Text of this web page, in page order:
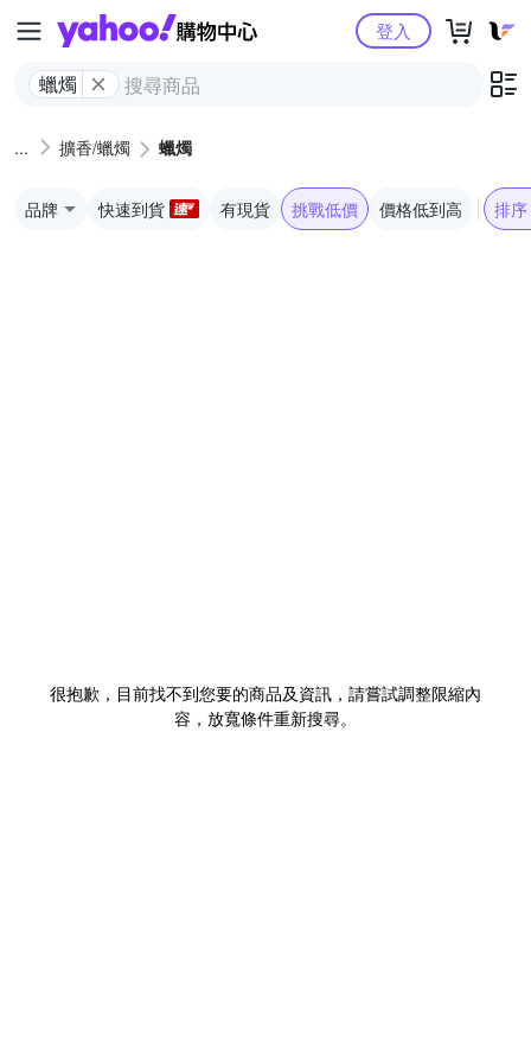
Yahoo購物中心
蠟燭
登入
擴香/蠟燭 蠟燭
品牌 快速到貨 有現貨 挑戰低價 價格低到高 排序
很抱歉，目前找不到您要的商品及資訊，請嘗試調整限縮內
容，放寬條件重新搜尋。